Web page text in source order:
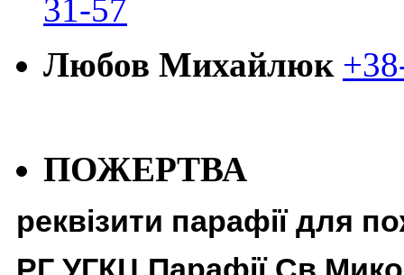
31-57
Любов Михайлюк
ПОЖЕРТВА
реквізити парафії для